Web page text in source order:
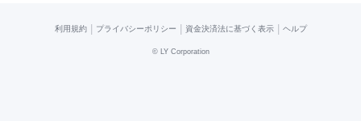
利用規約 プライバシーポリシー 資金決済法に基づく表示 ヘルプ
© LY Corporation